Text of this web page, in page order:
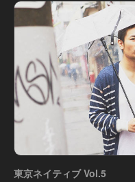
東京ネイティブ Vol.5